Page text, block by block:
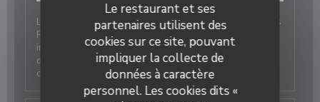
Le restaurant et ses
partenaires utilisent des
cookies sur ce site, pouvant
impliquer la collecte de
données à caractère
personnel. Les cookies dits «
Le J est à notre avis le meilleur restaurant de Juan les
Pins L’accueil est toujours chaleureux, le service
impeccable et le chef nous régale à chaque fois par
des plats de qualité et des produits de saison. Le J
c’est notre coup de cœur